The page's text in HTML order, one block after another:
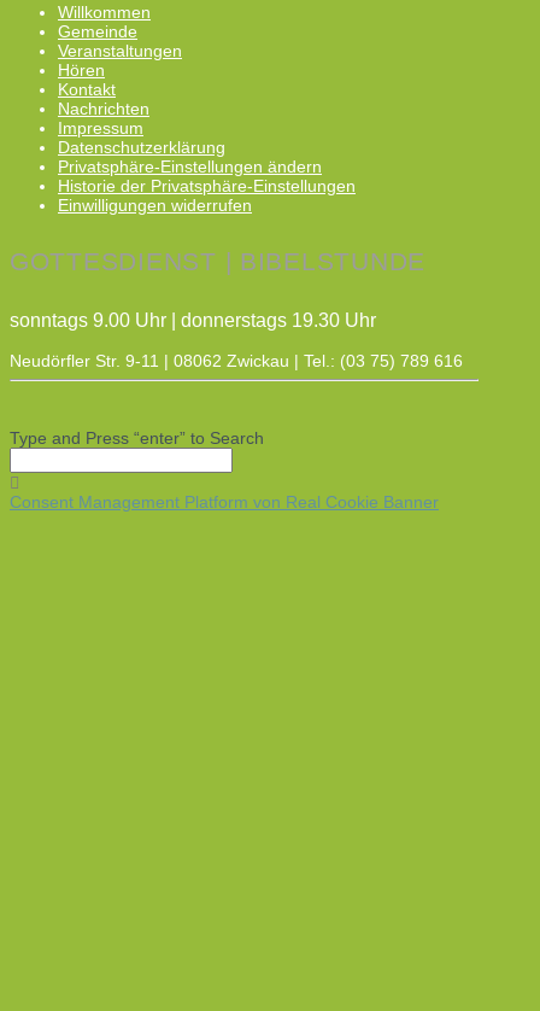
Willkommen
Gemeinde
Veranstaltungen
Hören
Kontakt
Nachrichten
Impressum
Datenschutzerklärung
Privatsphäre-Einstellungen ändern
Historie der Privatsphäre-Einstellungen
Einwilligungen widerrufen
GOTTESDIENST | BIBELSTUNDE
sonntags 9.00 Uhr | donnerstags 19.30 Uhr
Neudörfler Str. 9-11 | 08062 Zwickau | Tel.: (03 75) 789 616
Type and Press “enter” to Search
Consent Management Platform von Real Cookie Banner